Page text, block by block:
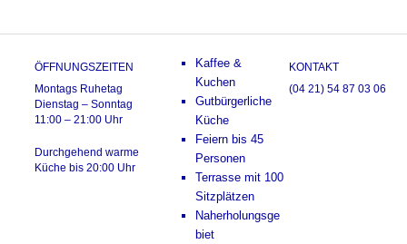
ÖFFNUNGSZEITEN
Montags Ruhetag
Dienstag – Sonntag
11:00 – 21:00 Uhr
Durchgehend warme
Küche bis 20:00 Uhr
Kaffee &
Kuchen
Gutbürgerliche
Küche
Feiern bis 45
Personen
Terrasse mit 100
Sitzplätzen
Naherholungsge
biet
KONTAKT
(04 21) 54 87 03 06